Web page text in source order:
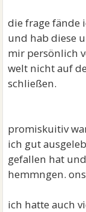
die frage fände
und hab diese
mir persönlich
welt nicht auf
schließen.
promiskuitiv
ich gut
gefallen hat
hemmngen.
ich hatte auch